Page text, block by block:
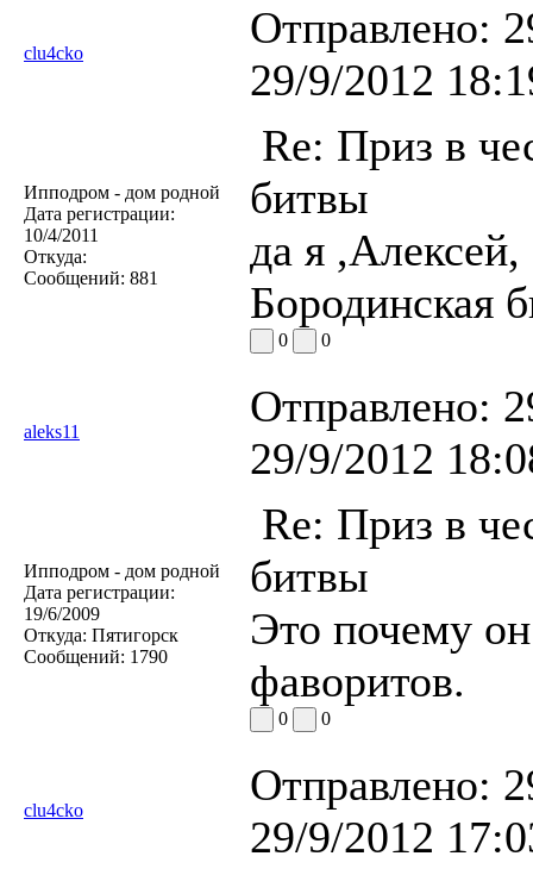
clu4cko
Отправлено:
29/9/2012
Ипподром - дом родной
Дата регистрации:
10/4/2011
Откуда:
Сообщений: 881
Re: Приз в
битвы
да я
Бородинская
0 0
aleks11
Отправлено:
29/9/2012
Ипподром - дом родной
Дата регистрации:
19/6/2009
Откуда: Пятигорск
Сообщений: 1790
Re: Приз в
битвы
Это почему
фаворитов.
0 0
clu4cko
Отправлено:
29/9/2012